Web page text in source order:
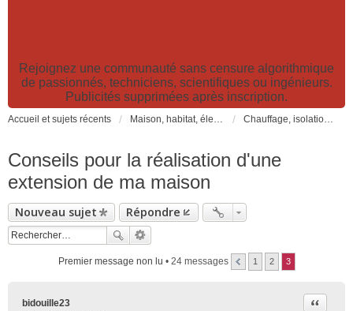
Rejoignez une communauté sans censure algorithmique
de passionnés, techniciens, scientifiques ou ingénieurs.
Publicités supprimées après inscription.
Accueil et sujets récents Maison, habitat, électricité et jardin. Travaux et bricolage. Chauffage, isolation, ventilation, VMC, refroidissement...
Conseils pour la réalisation d'une
extension de ma maison
Nouveau sujet Répondre
Premier message non lu • 24 messages 1 2 3
bidouille23
Citer